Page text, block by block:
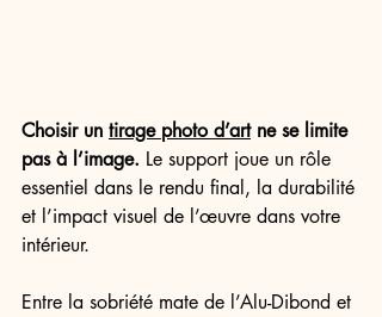
Choisir un tirage photo d’art ne se limite
pas à l’image. Le support joue un rôle
essentiel dans le rendu final, la durabilité
et l’impact visuel de l’œuvre dans votre
intérieur.
Entre la sobriété mate de l’Alu-Dibond et